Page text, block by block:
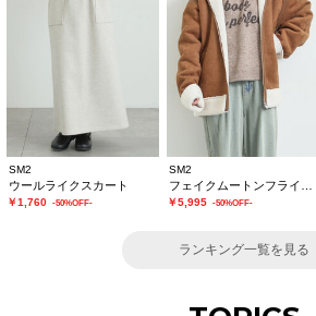
SM2
ウールライクスカート
￥1,760 -50%OFF-
SM2
￥5,995 -50%OFF-
ランキング一覧を見る